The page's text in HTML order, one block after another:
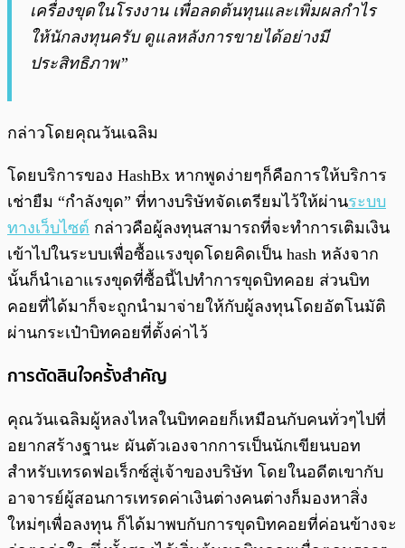
เครื่องขุดในโรงงาน เพื่อลดต้นทุนและเพิ่มผลกำไร
ให้นักลงทุนครับ ดูแลหลังการขายได้อย่างมี
ประสิทธิภาพ”
กล่าวโดยคุณวันเฉลิม
โดยบริการของ HashBx หากพูดง่ายๆก็คือการให้บริการ
เช่ายืม “กำลังขุด” ที่ทางบริษัทจัดเตรียมไว้ให้ผ่านระบบ
ทางเว็บไซต์ กล่าวคือผู้ลงทุนสามารถที่จะทำการเติมเงิน
เข้าไปในระบบเพื่อซื้อแรงขุดโดยคิดเป็น hash หลังจาก
นั้นก็นำเอาแรงขุดที่ซื้อนี้ไปทำการขุดบิทคอย ส่วนบิท
คอยที่ได้มาก็จะถูกนำมาจ่ายให้กับผู้ลงทุนโดยอัตโนมัติ
ผ่านกระเป๋าบิทคอยที่ตั้งค่าไว้
การตัดสินใจครั้งสำคัญ
คุณวันเฉลิมผู้หลงไหลในบิทคอยก็เหมือนกับคนทั่วๆไปที่
อยากสร้างฐานะ ผันตัวเองจากการเป็นนักเขียนบอท
สำหรับเทรดฟอเร็กซ์สู่เจ้าของบริษัท โดยในอดีตเขากับ
อาจารย์ผู้สอนการเทรดค่าเงินต่างคนต่างก็มองหาสิ่ง
ใหม่ๆเพื่อลงทุน ก็ได้มาพบกับการขุดบิทคอยที่ค่อนข้างจะ